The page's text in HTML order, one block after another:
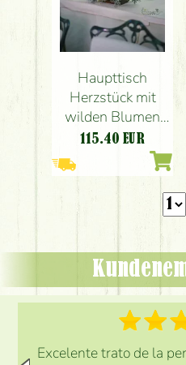
Haupttisch
Herzstück mit
wilden Blumen
(Sprayrose,
Kamille,
Pavillon de Paris,
Budapest
115.40 EUR
Excelente trato de la